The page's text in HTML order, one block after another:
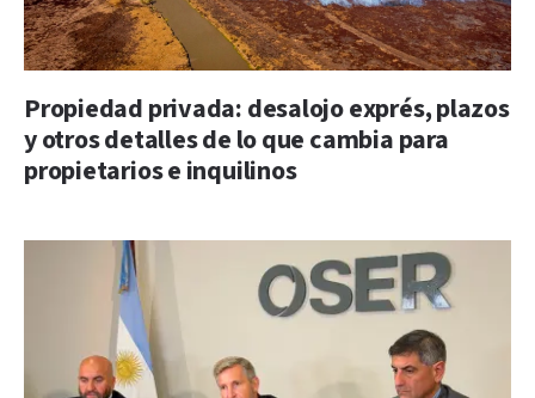
Propiedad privada: desalojo exprés, plazos
y otros detalles de lo que cambia para
propietarios e inquilinos